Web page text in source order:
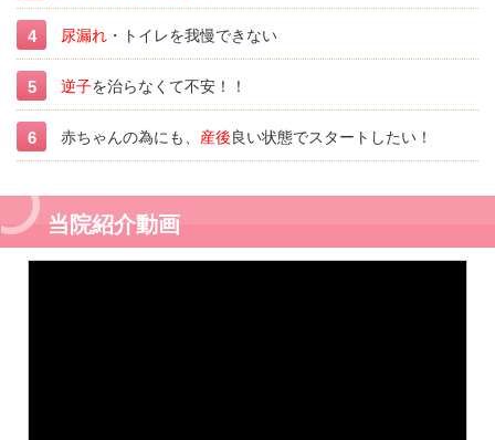
尿漏れ ・トイレを我慢できない
逆子を治らなくて不安！！
赤ちゃんの為にも、 産後良い状態でスタートしたい！
当院紹介動画